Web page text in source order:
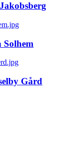
Solhem
Gård